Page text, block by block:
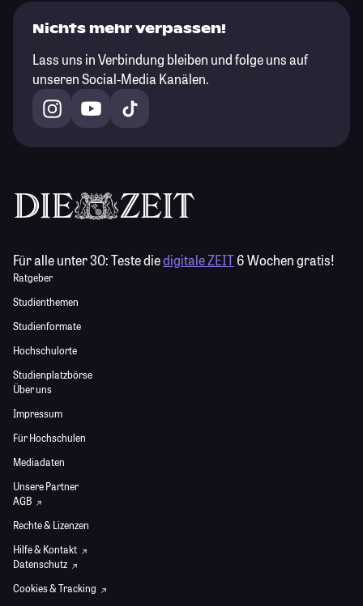
Nichts mehr verpassen!
Lass uns in Verbindung bleiben und folge uns auf
unseren Social-Media Kanälen.
Für alle unter 30:Teste diedigitale ZEIT6 Wochen gratis!
Ratgeber
Studienthemen
Studienformate
Hochschulorte
Studienplatzbörse
Über uns
Impressum
Für Hochschulen
Mediadaten
Unsere Partner
AGB
Rechte & Lizenzen
Hilfe & Kontakt
Datenschutz
Cookies & Tracking